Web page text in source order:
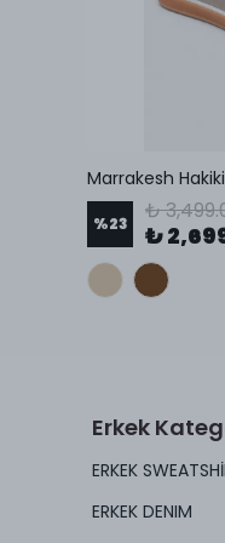
Marrakesh
%23 ₺
₺
Erkek
ERKEK
ERKEK DENIM